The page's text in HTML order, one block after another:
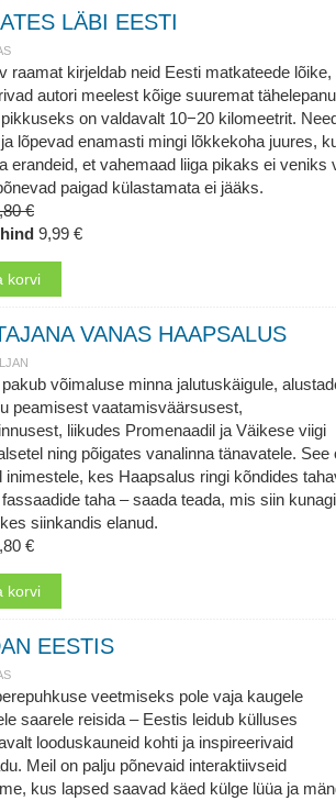
LÄBI EESTI
raamat kirjeldab neid Eesti matkateede lõike,
autori meelest kõige suuremat
on valdavalt 10−20 kilomeetrit.
lõpevad enamasti mingi lõkkekoha juures,
erandeid, et vahemaad liiga pikaks ei veniks
paigad külastamata ei jääks.
€
9,99 €
korvi
VANAS HAAPSALUS
võimaluse minna jalutuskäigule,
peamisest vaatamisväärsusest,
liikudes Promenaadil ja Väikese viigi
ning põigates vanalinna tänavatele. See
inimestele, kes Haapsalus ringi kõndides
taha – saada teada, mis siin kunagi
siinkandis elanud.
€
korvi
EESTIS
veetmiseks pole vaja kaugele
saarele reisida – Eestis leidub külluses
looduskauneid kohti ja inspireerivaid
Meil on palju põnevaid interaktiivseid
kus lapsed saavad käed külge lüüa ja